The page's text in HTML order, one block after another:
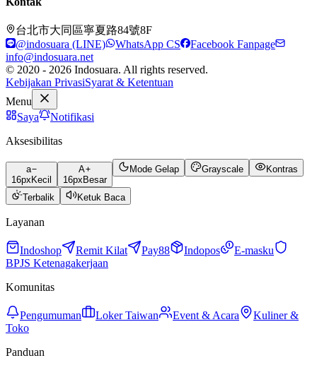
台北市大同區寧夏路84號8F
@indosuara (LINE)
WhatsApp CS
Facebook Fanpage
info@indosuara.net
© 2020 - 2026 Indosuara. All rights reserved.
Kebijakan PrivasiSyarat & Ketentuan
Menu
Saya
Notifikasi
Aksesibilitas
a
16px Kecil
A
16px Besar
Mode Gelap Grayscale Kontras
Terbalik Ketuk Baca
Layanan
Indoshop Remit Kilat Pay88 Indopos
E-masku
BPJS Ketenagakerjaan
Komunitas
Pengumuman Loker Taiwan Event & Acara
Kuliner &
Toko
Panduan